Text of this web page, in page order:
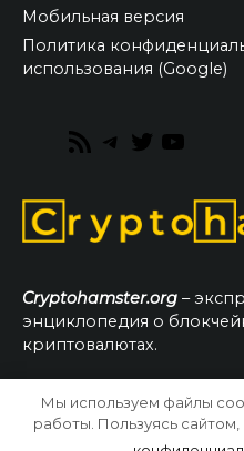
Мобильная версия
Политика
использования (Google)
RSS
Telegram
Twitter
Cryptohamster.org –
энциклопедия о
криптовалютах.
© 2026 CryptoHamster.org
Мы используем файлы
работы. Пользуясь